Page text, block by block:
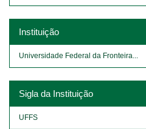
Instituição
Universidade Federal da Fronteira...
Sigla da Instituição
UFFS